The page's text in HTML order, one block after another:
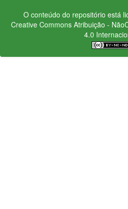
O conteúdo do repositório está
Creative CommonsAtribuição -
4.0